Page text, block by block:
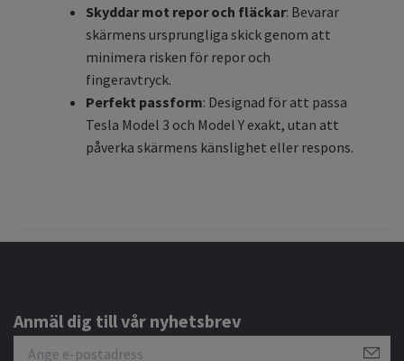
Skyddar mot repor och fläckar: Bevarar
skärmens ursprungliga skick genom att
minimera risken för repor och
fingeravtryck.
Perfekt passform: Designad för att passa
Tesla Model 3 och Model Y exakt, utan att
påverka skärmens känslighet eller respons.
Anmäl dig till vår nyhetsbrev